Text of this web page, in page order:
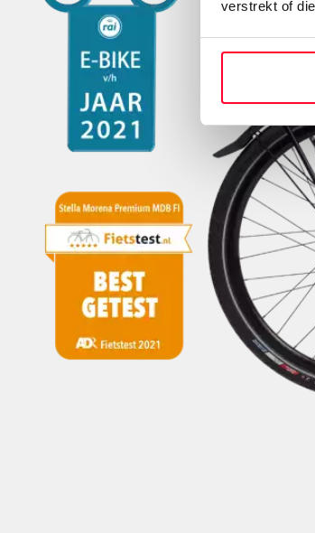
verstrekt of